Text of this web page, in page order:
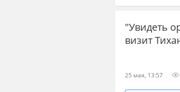
Дональд Трамп
Восточное
белорусская
"Увидеть
визит
25 мая, 13:57